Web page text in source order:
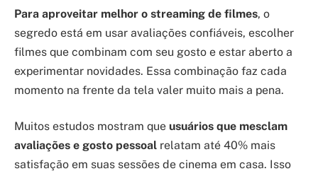
Para aproveitar melhor o streaming de filmes, o
segredo está em usar avaliações confiáveis, escolher
filmes que combinam com seu gosto e estar aberto a
experimentar novidades. Essa combinação faz cada
momento na frente da tela valer muito mais a pena.
Muitos estudos mostram que usuários que mesclam
avaliações e gosto pessoal relatam até 40% mais
satisfação em suas sessões de cinema em casa. Isso